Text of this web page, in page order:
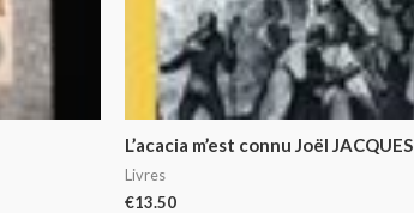
L’acacia m’est connu Joël JACQUES
Livres
€13.50